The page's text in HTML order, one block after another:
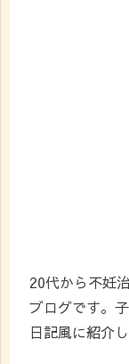
20代から不妊
ブログです。
日記風に紹介